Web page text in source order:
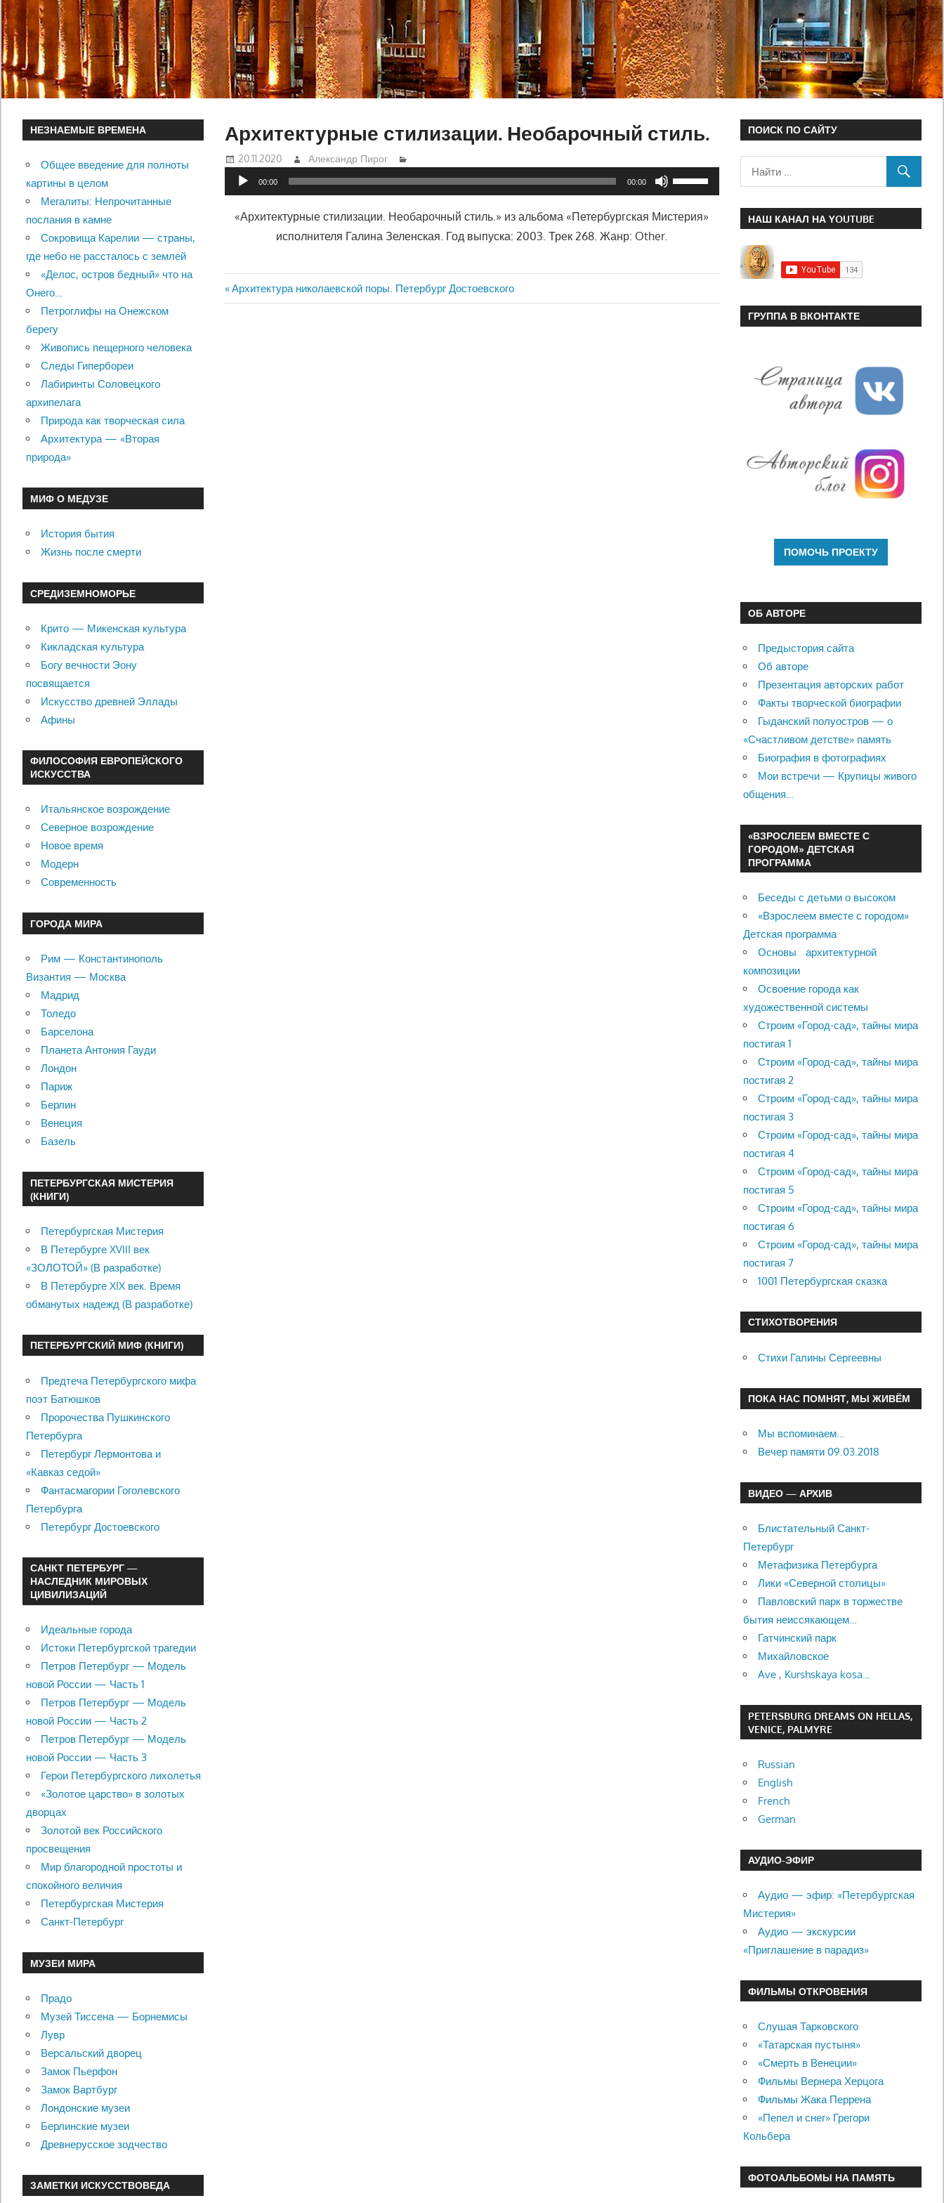
Архитектурные стилизации. Необарочный стиль.
20.11.2020 Александр Пирог
Аудиоплеер
00:00 00:00
Используйте
клавиши
вверх/
увеличить
«Архитектурные стилизации. Необарочный стиль.» из альбома «Петербургская Мистерия»
исполнителя Галина Зеленская. Год выпуска: 2003. Трек 268. Жанр: Other.
Навигация
Previous
Post:
Архитектура николаевской поры. Петербург Достоевского
НЕЗНАЕМЫЕ ВРЕМЕНА
Общее введение для полноты
картины в целом
Мегалиты: Непрочитанные
послания в камне
Сокровища Карелии — страны,
где небо не рассталось с землей
«Делос, остров бедный» что на
Онего…
Петроглифы на Онежском
берегу
Живопись пещерного человека
Следы Гипербореи
Лабиринты Соловецкого
архипелага
Природа как творческая сила
Архитектура — «Вторая
природа»
МИФ О МЕДУЗЕ
История бытия
Жизнь после смерти
СРЕДИЗЕМНОМОРЬЕ
Крито — Микенская культура
Кикладская культура
Богу вечности Эону
посвящается
Искусство древней Эллады
Афины
ФИЛОСОФИЯ ЕВРОПЕЙСКОГО
ИСКУССТВА
Итальянское возрождение
Северное возрождение
Новое время
Модерн
Современность
ГОРОДА МИРА
Рим — Константинополь
Византия — Москва
Мадрид
Толедо
Барселона
Планета Антония Гауди
Лондон
Париж
Берлин
Венеция
Базель
ПЕТЕРБУРГСКАЯ МИСТЕРИЯ
(КНИГИ)
Петербургская Мистерия
В Петербурге XVIII век
«ЗОЛОТОЙ» (В разработке)
В Петербурге XIX век. Время
обманутых надежд (В разработке)
ПЕТЕРБУРГСКИЙ МИФ (КНИГИ)
Предтеча Петербургского мифа
поэт Батюшков
Пророчества Пушкинского
Петербурга
Петербург Лермонтова и
«Кавказ седой»
Фантасмагории Гоголевского
Петербурга
Петербург Достоевского
САНКТ ПЕТЕРБУРГ —
НАСЛЕДНИК МИРОВЫХ
ЦИВИЛИЗАЦИЙ
Идеальные города
Истоки Петербургской трагедии
Петров Петербург — Модель
новой России — Часть 1
Петров Петербург — Модель
новой России — Часть 2
Петров Петербург — Модель
новой России — Часть 3
Герои Петербургского лихолетья
«Золотое царство» в золотых
дворцах
Золотой век Российского
просвещения
Мир благородной простоты и
спокойного величия
Петербургская Мистерия
Санкт-Петербург
МУЗЕИ МИРА
Прадо
Музей Тиссена — Борнемисы
Лувр
Версальский дворец
Замок Пьерфон
Замок Вартбург
Лондонские музеи
Берлинские музеи
Древнерусское зодчество
ЗАМЕТКИ ИСКУССТВОВЕДА
ПОИСК ПО САЙТУ
НАШ КАНАЛ НА YOUTUBE
ГРУППА В ВКОНТАКТЕ
ОБ АВТОРЕ
Предыстория сайта
Об авторе
Презентация авторских работ
Факты творческой биографии
Гыданский полуостров — о
«Счастливом детстве» память
Биография в фотографиях
Мои встречи — Крупицы живого
общения…
«ВЗРОСЛЕЕМ ВМЕСТЕ С
ГОРОДОМ» ДЕТСКАЯ
ПРОГРАММА
Беседы с детьми о высоком
«Взрослеем вместе с городом»
Детская программа
Основы архитектурной
композиции
Освоение города как
художественной системы
Строим «Город-сад», тайны мира
постигая 1
Строим «Город-сад», тайны мира
постигая 2
Строим «Город-сад», тайны мира
постигая 3
Строим «Город-сад», тайны мира
постигая 4
Строим «Город-сад», тайны мира
постигая 5
Строим «Город-сад», тайны мира
постигая 6
Строим «Город-сад», тайны мира
постигая 7
1001 Петербургская сказка
СТИХОТВОРЕНИЯ
Стихи Галины Сергеевны
ПОКА НАС ПОМНЯТ, МЫ ЖИВЁМ
Мы вспоминаем…
Вечер памяти 09.03.2018
ВИДЕО — АРХИВ
Блистательный Санкт-
Петербург
Метафизика Петербурга
Лики «Северной столицы»
Павловский парк в торжестве
бытия неиссякающем…
Гатчинский парк
Михайловское
Ave , Kurshskaya kosa…
PETERSBURG DREAMS ON HELLAS,
VENICE, PALMYRE
Russian
English
French
German
АУДИО-ЭФИР
Аудио — эфир: «Петербургская
Мистерия»
Аудио — экскурсии
«Приглашение в парадиз»
ФИЛЬМЫ ОТКРОВЕНИЯ
Слушая Тарковского
«Татарская пустыня»
«Смерть в Венеции»
Фильмы Вернера Херцога
Фильмы Жака Перрена
«Пепел и снег» Грегори
Кольбера
ФОТОАЛЬБОМЫ НА ПАМЯТЬ